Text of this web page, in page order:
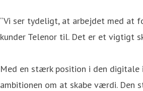
“Vi ser tydeligt, at arbejdet med at
kunder Telenor til. Det er et vigtigt
Med en stærk position i den
ambitionen om at skabe værdi. Den